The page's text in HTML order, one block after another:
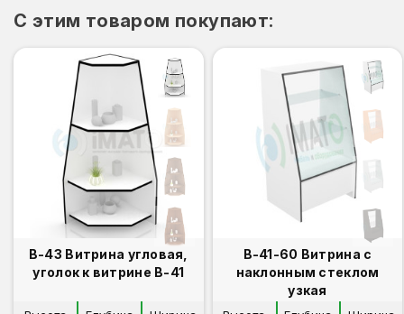
C этим товаром покупают:
В-43 Витрина угловая,
уголок к витрине В-41
В-41-60 Витрина с
наклонным стеклом
узкая